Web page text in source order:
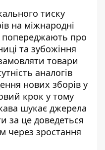
тиску
на міжнародні
попереджають про
та зубожіння
товари
аналогів
нових зборів у
крок у тому
шукає джерела
за це доведеться
через зростання